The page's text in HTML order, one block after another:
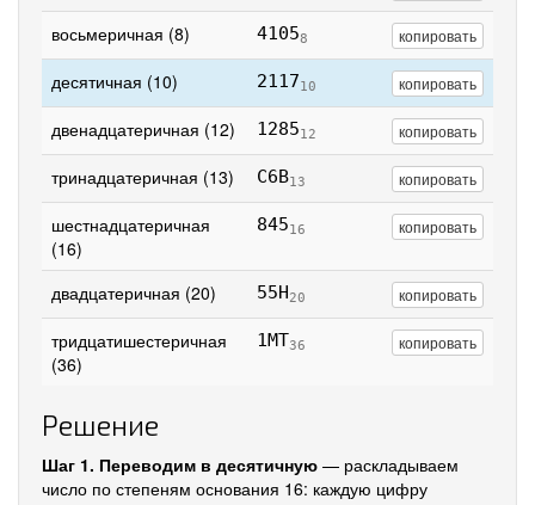
восьмеричная (8) 41058 копировать
десятичная (10) 211710 копировать
двенадцатеричная (12) 128512 копировать
тринадцатеричная (13) C6B13 копировать
шестнадцатеричная
(16)
84516 копировать
двадцатеричная (20) 55H20 копировать
тридцатишестеричная
(36)
1MT36 копировать
Решение
Шаг 1. Переводим в десятичную — раскладываем
число по степеням основания 16: каждую цифру